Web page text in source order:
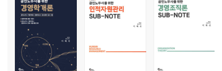
게 되는 책이라는 점을 고려하여, 본 교재는 기본서와 같은 역할을 할 수 있
도록 친절하게 내용을 편성하였습니다. 세부 문장들의 수정이 이루어졌기
때문에 따로 추록을 제공하기는 곤란한 상황입니다. 양해 부탁드립니다.
※ 이슈 부분은 응용 영역이기 때문에, 이번 개정판에서는 개정 사항을 추
가하지 않았습니다.
제2편 전략적 인적자원관리와 정보시스템
제1장 전략적 인적자원관리 42
제1절 인적자원관리의 발전과정 42
제2절 전략경영의 이해 43
Ⅰ. 전략경영의 개념 43
Ⅱ. 전략경영의 기능 43